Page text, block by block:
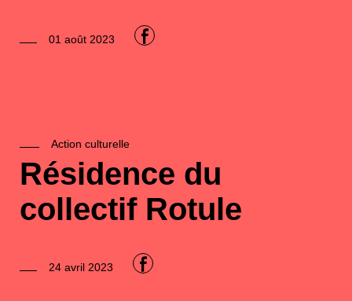
01 août 2023 F
Action culturelle
Résidence du
collectif Rotule
24 avril 2023 F